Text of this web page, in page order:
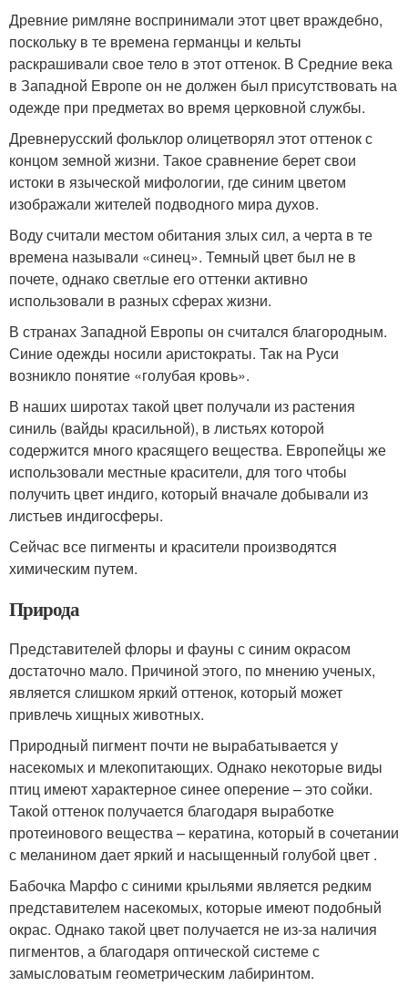
Древние римляне воспринимали этот цвет враждебно,
поскольку в те времена германцы и кельты
раскрашивали свое тело в этот оттенок. В Средние века
в Западной Европе он не должен был присутствовать на
одежде при предметах во время церковной службы.
Древнерусский фольклор олицетворял этот оттенок с
концом земной жизни. Такое сравнение берет свои
истоки в языческой мифологии, где синим цветом
изображали жителей подводного мира духов.
Воду считали местом обитания злых сил, а черта в те
времена называли «синец». Темный цвет был не в
почете, однако светлые его оттенки активно
использовали в разных сферах жизни.
В странах Западной Европы он считался благородным.
Синие одежды носили аристократы. Так на Руси
возникло понятие «голубая кровь».
В наших широтах такой цвет получали из растения
синиль (вайды красильной), в листьях которой
содержится много красящего вещества. Европейцы же
использовали местные красители, для того чтобы
получить цвет индиго, который вначале добывали из
листьев индигосферы.
Сейчас все пигменты и красители производятся
химическим путем.
Природа
Представителей флоры и фауны с синим окрасом
достаточно мало. Причиной этого, по мнению ученых,
является слишком яркий оттенок, который может
привлечь хищных животных.
Природный пигмент почти не вырабатывается у
насекомых и млекопитающих. Однако некоторые виды
птиц имеют характерное синее оперение – это сойки.
Такой оттенок получается благодаря выработке
протеинового вещества – кератина, который в сочетании
с меланином дает яркий и насыщенный голубой цвет .
Бабочка Марфо с синими крыльями является редким
представителем насекомых, которые имеют подобный
окрас. Однако такой цвет получается не из-за наличия
пигментов, а благодаря оптической системе с
замысловатым геометрическим лабиринтом.